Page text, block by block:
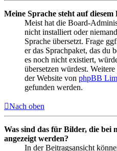
Meine Sprache steht auf
Meist hat die Board-
nicht installiert oder
Sprache übersetzt. Frage
er das Sprachpaket, das du
es noch nicht existiert,
übersetzen würdest.
der Website von phpBB
gefunden werden.
Nach oben
Was sind das für Bilder, die bei
angezeigt werden?
In der Beitragsansicht